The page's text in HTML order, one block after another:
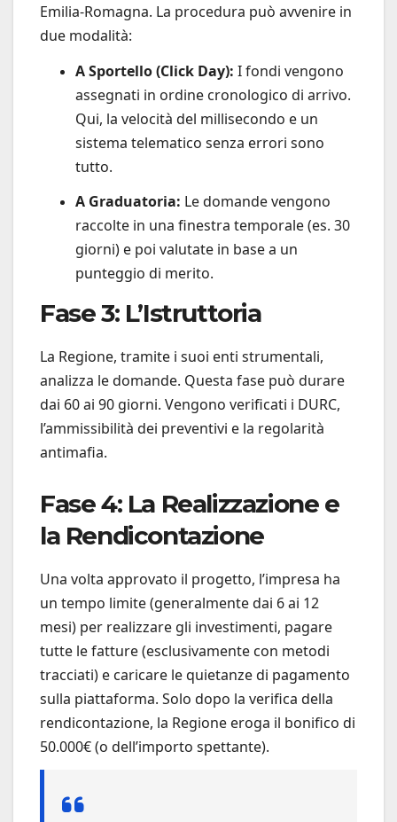
Emilia-Romagna. La procedura può avvenire in
due modalità:
A Sportello (Click Day): I fondi vengono
assegnati in ordine cronologico di arrivo.
Qui, la velocità del millisecondo e un
sistema telematico senza errori sono
tutto.
A Graduatoria: Le domande vengono
raccolte in una finestra temporale (es. 30
giorni) e poi valutate in base a un
punteggio di merito.
Fase 3: L’Istruttoria
La Regione, tramite i suoi enti strumentali,
analizza le domande. Questa fase può durare
dai 60 ai 90 giorni. Vengono verificati i DURC,
l’ammissibilità dei preventivi e la regolarità
antimafia.
Fase 4: La Realizzazione e
la Rendicontazione
Una volta approvato il progetto, l’impresa ha
un tempo limite (generalmente dai 6 ai 12
mesi) per realizzare gli investimenti, pagare
tutte le fatture (esclusivamente con metodi
tracciati) e caricare le quietanze di pagamento
sulla piattaforma. Solo dopo la verifica della
rendicontazione, la Regione eroga il bonifico di
50.000€ (o dell’importo spettante).